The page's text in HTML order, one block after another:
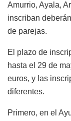
Amurrio, Ayala,
inscriban
de parejas.
El plazo de
hasta el 29 de
euros, y las
diferentes.
Primero, en el